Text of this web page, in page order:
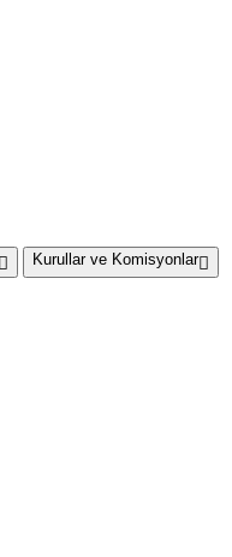
Kurullar ve Komisyonlar